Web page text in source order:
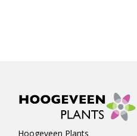
Hoogeveen Plants